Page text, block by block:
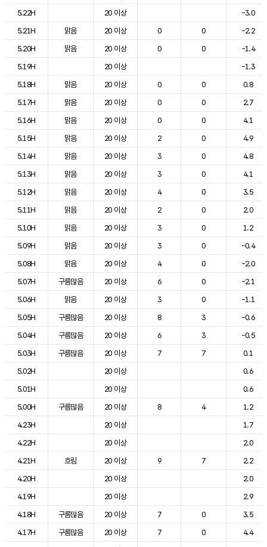
5.22H
20 이상
-3.0
5.21H
맑음 20 이상 0 0
-2.2
5.20H
맑음 20 이상 0 0
-1.4
5.19H
20 이상
-1.3
5.18H
맑음 20 이상 0 0
0.8
5.17H
맑음 20 이상 0 0
2.7
5.16H
맑음 20 이상 0 0
4.1
5.15H
맑음 20 이상 2 0
4.9
5.14H
맑음 20 이상 3 0
4.8
5.13H
맑음 20 이상 3 0
4.1
5.12H
맑음 20 이상 4 0
3.5
5.11H
맑음 20 이상 2 0
2.0
5.10H
맑음 20 이상 3 0
1.2
5.09H
맑음 20 이상 3 0
-0.4
5.08H
맑음 20 이상 4 0
-2.0
5.07H
구름많음 20 이상 6 0
-2.1
5.06H
맑음 20 이상 3 0
-1.1
5.05H
구름많음 20 이상 8 3
-0.6
5.04H
구름많음 20 이상 6 3
-0.5
5.03H
구름많음 20 이상 7 7
0.1
5.02H
20 이상
0.6
5.01H
20 이상
0.6
5.00H
구름많음 20 이상 8 4
1.2
4.23H
20 이상
1.7
4.22H
20 이상
2.0
4.21H
흐림 20 이상 9 7
2.2
4.20H
20 이상
2.0
4.19H
20 이상
2.9
4.18H
구름많음 20 이상 7 0
3.5
4.17H
구름많음 20 이상 7 0
4.4